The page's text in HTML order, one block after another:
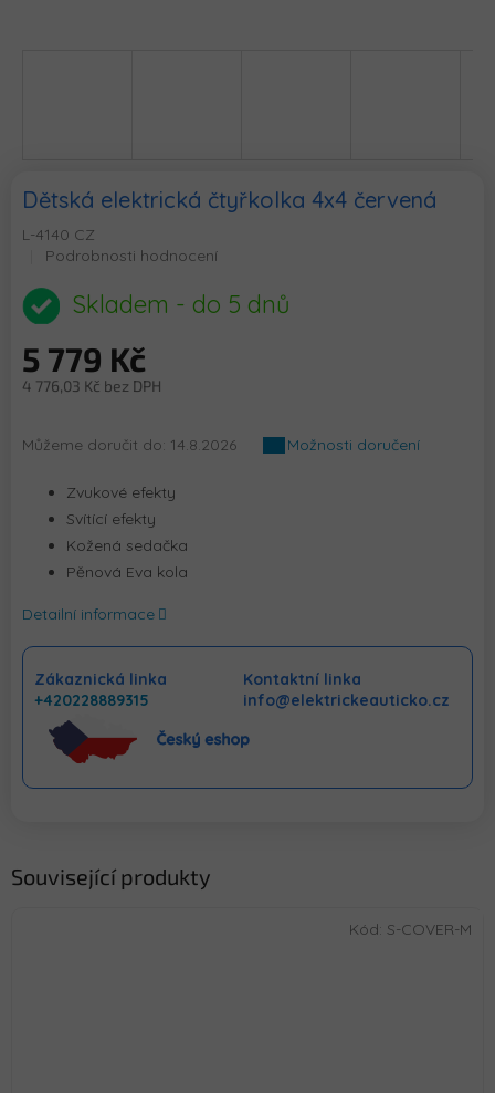
Dětská elektrická čtyřkolka 4x4 červená
L-4140 CZ
Průměrné
produktu
je
5
Podrobnosti hodnocení
Skladem - do 5 dnů
5 779 Kč
4 776,03 Kč bez DPH
cena:
Můžeme doručit do: 14.8.2026 Možnosti doručení
Zvukové efekty
Svítící efekty
Kožená sedačka
Pěnová Eva kola
Detailní informace
Zákaznická linka
+420228889315
Kontaktní linka
info@elektrickeauticko.cz
Související produkty
Kód: S-COVER-M